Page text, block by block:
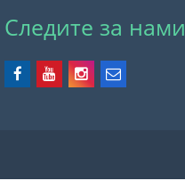
Следите за нами